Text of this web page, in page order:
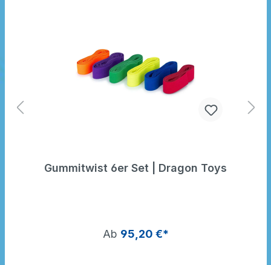
Gummitwist 6er Set | Dragon Toys
Ab 95,20 €*